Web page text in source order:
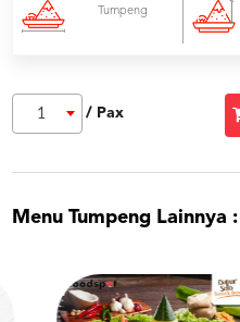
Tumpeng
1 / Pax
Menu Tumpeng Lainnya :